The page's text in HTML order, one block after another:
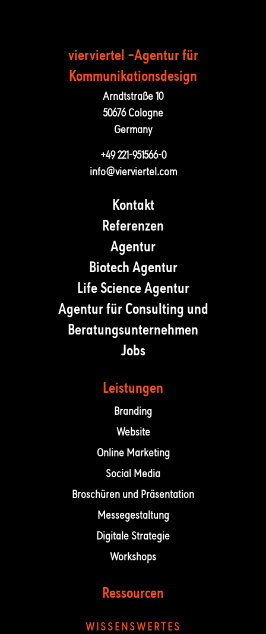
vierviertel –Agentur für
Kommunika­tions­design
Arndtstraße 10
50676 Cologne
Germany
+49 221-951566-0
info@vierviertel.com
Kontakt
Referenzen
Agentur
Biotech Agentur
Life Science Agentur
Agentur für Consulting und
Beratungsunternehmen
Jobs
Leistungen
Branding
Website
Online Marketing
Social Media
Broschüren und Präsentation
Messegestaltung
Digitale Strategie
Workshops
Ressourcen
WISSENSWERTES